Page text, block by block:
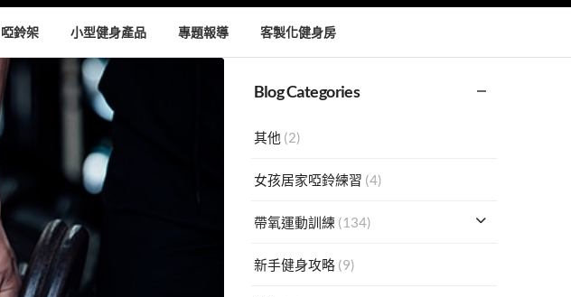
啞鈴架 小型健身產品 專題報導 客製化健身房
Blog Categories
其他 (2)
女孩居家啞鈴練習 (4)
帶氧運動訓練 (134)
新手健身攻略(9)